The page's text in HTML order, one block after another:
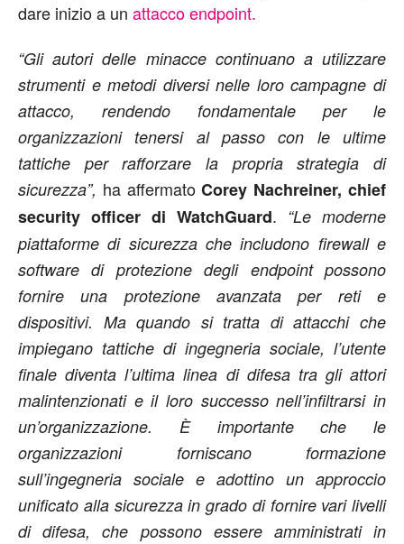
dare inizio a un attacco endpoint.
“Gli autori delle minacce continuano a utilizzare
strumenti e metodi diversi nelle loro campagne di
attacco, rendendo fondamentale per le
organizzazioni tenersi al passo con le ultime
tattiche per rafforzare la propria strategia di
sicurezza”, ha affermatoCorey Nachreiner, chief
security officer di WatchGuard. “Le moderne
piattaforme di sicurezza che includono firewall e
software di protezione degli endpoint possono
fornire una protezione avanzata per reti e
dispositivi. Ma quando si tratta di attacchi che
impiegano tattiche di ingegneria sociale, l’utente
finale diventa l’ultima linea di difesa tra gli attori
malintenzionati e il loro successo nell’infiltrarsi in
un’organizzazione. È importante che le
organizzazioni forniscano formazione
sull’ingegneria sociale e adottino un approccio
unificato alla sicurezza in grado di fornire vari livelli
di difesa, che possono essere amministrati in